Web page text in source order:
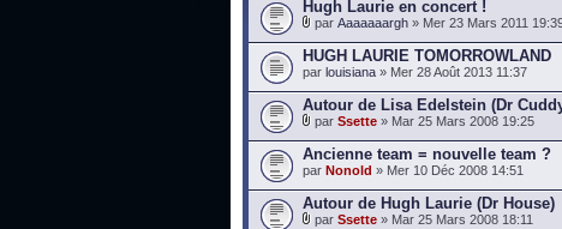
Hugh Laurie en concert !
par Aaaaaaargh » Mer 23 Mars 2011
HUGH LAURIE TOMORROWLAND
par louisiana » Mer 28 Août 2013 11:37
Autour de Lisa Edelstein (Dr
par Ssette » Mar 25 Mars 2008 19:25
Ancienne team = nouvelle team ?
par Nonold » Mer 10 Déc 2008 14:51
Autour de Hugh Laurie (Dr House)
par Ssette » Mar 25 Mars 2008 18:11